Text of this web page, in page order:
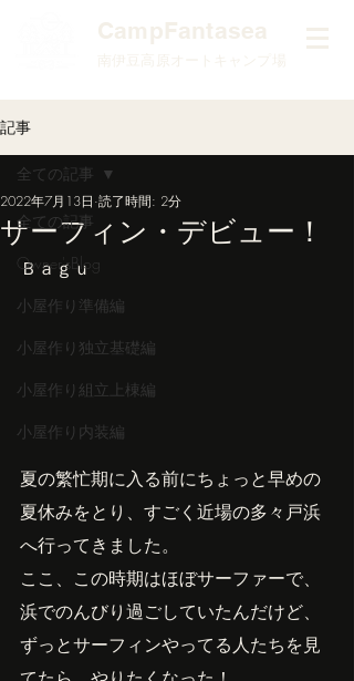
​CampFantasea
南伊豆高原オートキャンプ場
記事
全ての記事
Owner'sBlog
小屋作り準備編
小屋作り独立基礎編
小屋作り組立上棟編
小屋作り内装編
全ての記事
サーフィン・デビュー！
2022年7月13日 読了時間: 2分
Ｂａｇｕ
夏の繁忙期に入る前にちょっと早めの
夏休みをとり、すごく近場の多々戸浜
へ行ってきました。
ここ、この時期はほぼサーファーで、
浜でのんびり過ごしていたんだけど、
ずっとサーフィンやってる人たちを見